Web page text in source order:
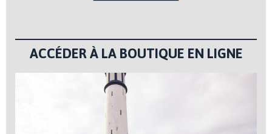
ACCÉDER À LA BOUTIQUE EN LIGNE